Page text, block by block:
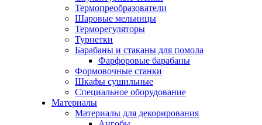
Термопреобразователи
Шаровые мельницы
Терморегуляторы
Турнетки
Барабаны и стаканы для помола
Фарфоровые барабаны
Формовочные станки
Шкафы сушильные
Специальное оборудование
Материалы
Материалы для декорирования